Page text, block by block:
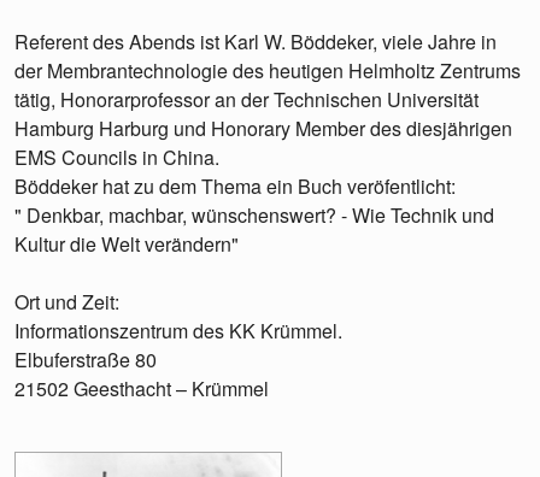
Referent des Abends ist Karl W. Böddeker, viele Jahre in
der Membrantechnologie des heutigen Helmholtz Zentrums
tätig, Honorarprofessor an der Technischen Universität
Hamburg Harburg und Honorary Member des diesjährigen
EMS Councils in China.
Böddeker hat zu dem Thema ein Buch veröfentlicht:
" Denkbar, machbar, wünschenswert? - Wie Technik und
Kultur die Welt verändern"
Ort und Zeit:
Informationszentrum des KK Krümmel.
Elbuferstraße 80
21502 Geesthacht – Krümmel